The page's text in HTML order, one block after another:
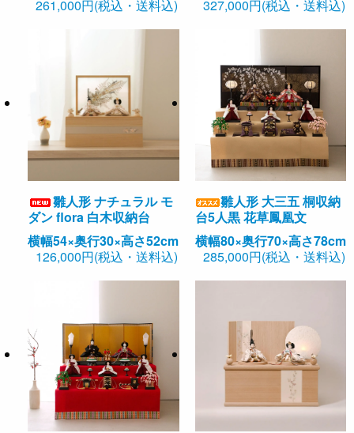
261,000円(税込・送料込)
327,000円(税込・送料込)
雛人形 ナチュラル モ
ダン flora 白木収納台
横幅54×奥行30×高さ52cm
126,000円(税込・送料込)
雛人形 大三五 桐収納
台5人黒 花草鳳凰文
横幅80×奥行70×高さ78cm
285,000円(税込・送料込)